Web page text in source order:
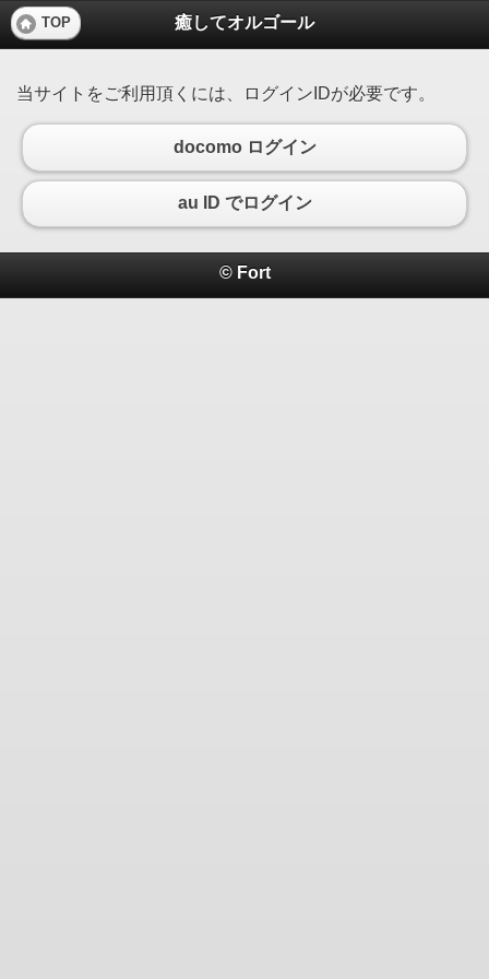
TOP 癒してオルゴール
当サイトをご利用頂くには、ログインIDが必要です。
docomo ログイン
au ID でログイン
© Fort